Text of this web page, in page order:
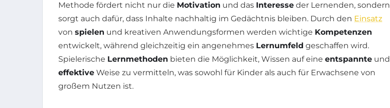
Methode fördert nicht nur die Motivation und das Interesse der Lernenden, sondern
sorgt auch dafür, dass Inhalte nachhaltig im Gedächtnis bleiben. Durch den Einsatz
von spielen und kreativen Anwendungsformen werden wichtige Kompetenzen
entwickelt, während gleichzeitig ein angenehmes Lernumfeld geschaffen wird.
Spielerische Lernmethoden bieten die Möglichkeit, Wissen auf eine entspannte und
effektive Weise zu vermitteln, was sowohl für Kinder als auch für Erwachsene von
großem Nutzen ist.